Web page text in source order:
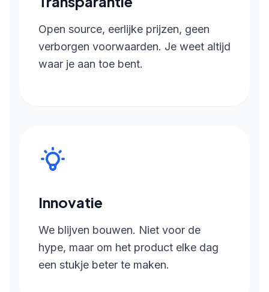
Open source, eerlijke prijzen, geen
verborgen voorwaarden. Je weet altijd
waar je aan toe bent.
Innovatie
We blijven bouwen. Niet voor de
hype, maar om het product elke dag
een stukje beter te maken.